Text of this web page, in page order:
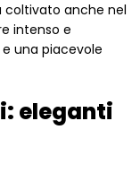
coltivato anche nel
intenso e
e una piacevole
eleganti